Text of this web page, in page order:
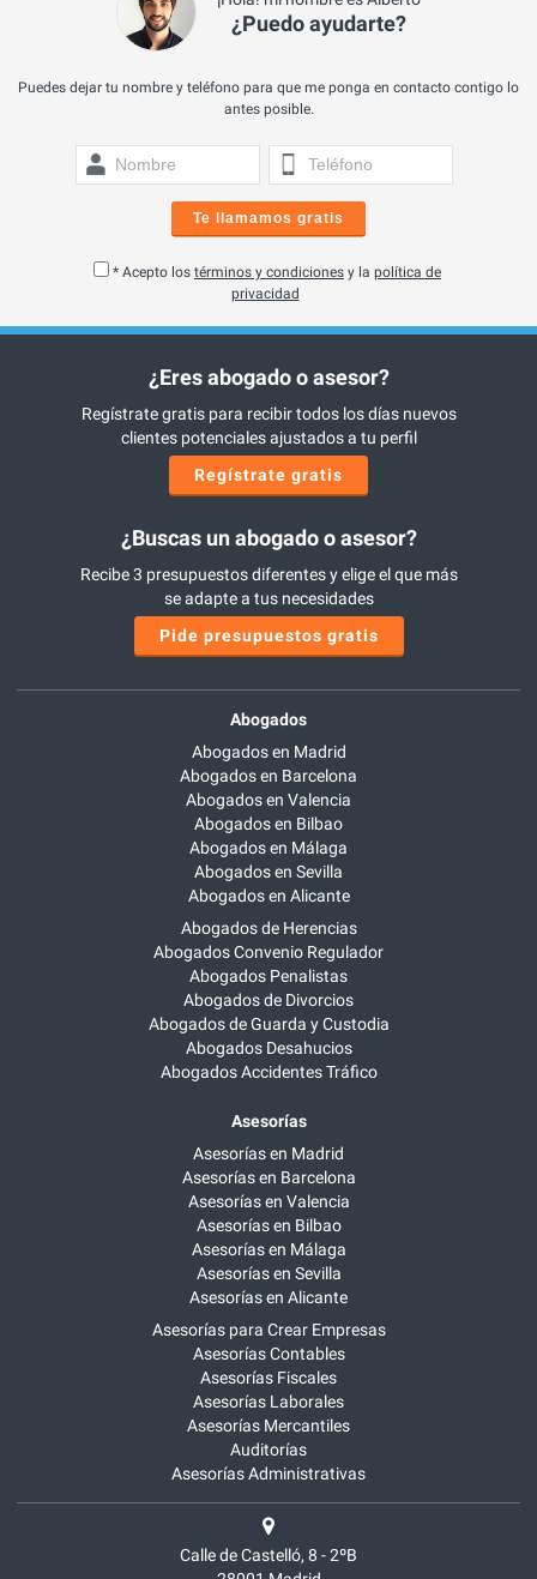
¿Puedo ayudarte?
Puedes dejar tu nombre y teléfono para que me ponga en contacto contigo lo
antes posible.
Te llamamos gratis
* Acepto los términos y condiciones y la política de
privacidad
¿Eres abogado o asesor?
Regístrate gratis para recibir todos los días nuevos
clientes potenciales ajustados a tu perfil
Regístrate gratis
¿Buscas un abogado o asesor?
Recibe 3 presupuestos diferentes y elige el que más
se adapte a tus necesidades
Pide presupuestos gratis
Abogados
Abogados en Madrid
Abogados en Barcelona
Abogados en Valencia
Abogados en Bilbao
Abogados en Málaga
Abogados en Sevilla
Abogados en Alicante
Abogados de Herencias
Abogados Convenio Regulador
Abogados Penalistas
Abogados de Divorcios
Abogados de Guarda y Custodia
Abogados Desahucios
Abogados Accidentes Tráfico
Asesorías
Asesorías en Madrid
Asesorías en Barcelona
Asesorías en Valencia
Asesorías en Bilbao
Asesorías en Málaga
Asesorías en Sevilla
Asesorías en Alicante
Asesorías para Crear Empresas
Asesorías Contables
Asesorías Fiscales
Asesorías Laborales
Asesorías Mercantiles
Auditorías
Asesorías Administrativas
Calle de Castelló, 8 - 2ºB